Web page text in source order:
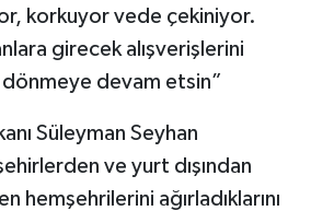
korkuyor vede çekiniyor.
girecek alışverişlerini
devam etsin”
Süleyman Seyhan
ve yurt dışından
hemşehrilerini ağırladıklarını